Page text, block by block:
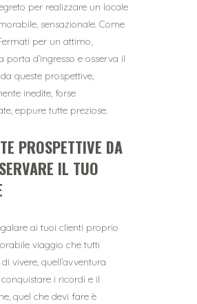
per realizzare un locale
sensazionale. Come
per un attimo,
porta d’ingresso e osserva il
queste prospettive,
inedite, forse
eppure tutte preziose.
PROSPETTIVE DA
IL TUO
ai tuoi clienti proprio
viaggio che tutti
vivere, quell’avventura
i ricordi e il
quel che devi fare è